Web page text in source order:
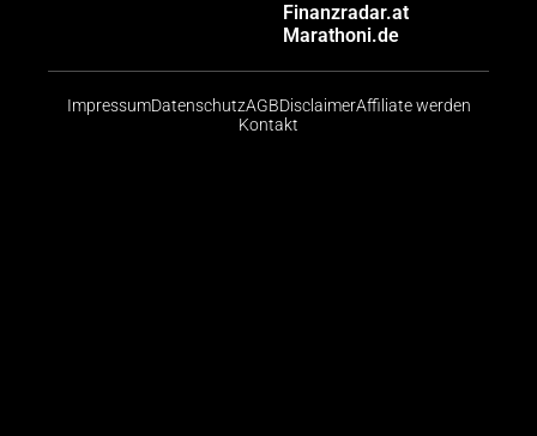
Finanzradar.at
Marathoni.de
ImpressumDatenschutzAGBDisclaimerAffiliate werden
Kontakt